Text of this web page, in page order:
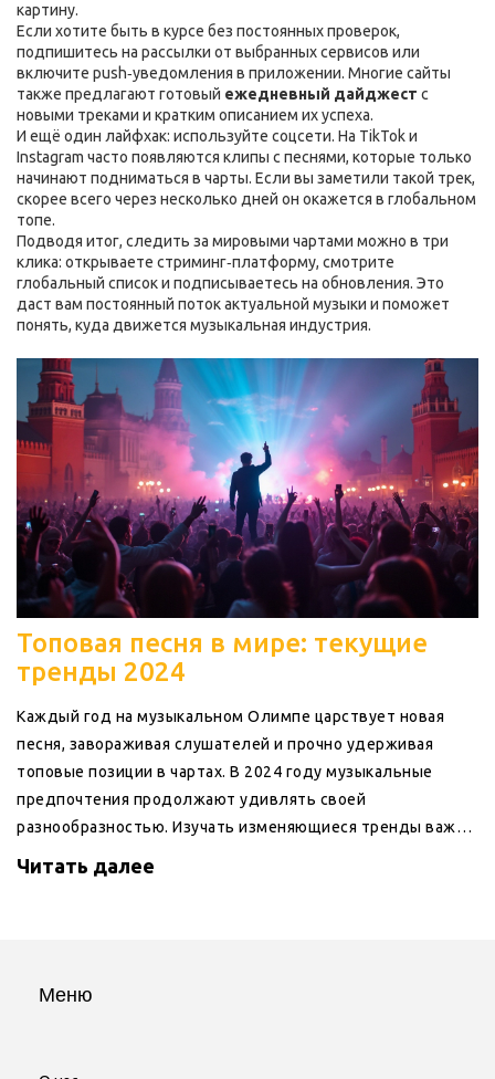
картину.
Если хотите быть в курсе без постоянных проверок,
подпишитесь на рассылки от выбранных сервисов или
включите push‑уведомления в приложении. Многие сайты
также предлагают готовый ежедневный дайджест с
новыми треками и кратким описанием их успеха.
И ещё один лайфхак: используйте соцсети. На TikTok и
Instagram часто появляются клипы с песнями, которые только
начинают подниматься в чарты. Если вы заметили такой трек,
скорее всего через несколько дней он окажется в глобальном
топе.
Подводя итог, следить за мировыми чартами можно в три
клика: открываете стриминг‑платформу, смотрите
глобальный список и подписываетесь на обновления. Это
даст вам постоянный поток актуальной музыки и поможет
понять, куда движется музыкальная индустрия.
Топовая песня в мире: текущие
тренды 2024
Каждый год на музыкальном Олимпе царствует новая
песня, завораживая слушателей и прочно удерживая
топовые позиции в чартах. В 2024 году музыкальные
предпочтения продолжают удивлять своей
разнообразностью. Изучать изменяющиеся тренды важно,
сердцах аудитории. Эта статья предлагает взглянуть на
Читать далее
Меню